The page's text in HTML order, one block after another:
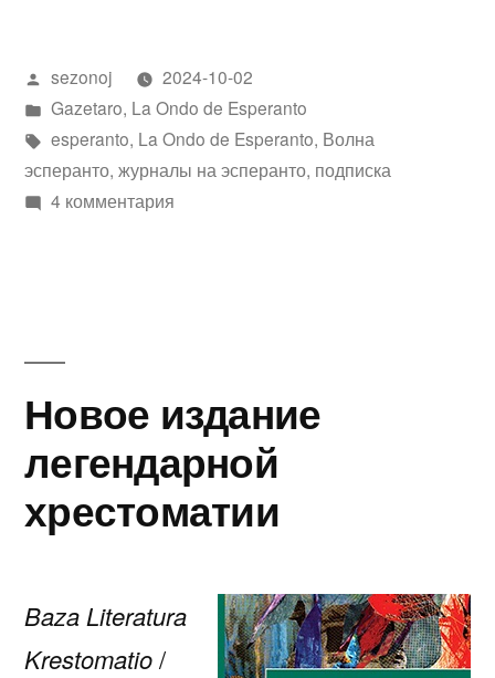
Написано
автором
sezonoj
2024-10-02
Написано
в
Gazetaro, La Ondo de Esperanto
Метки:
esperanto, La Ondo de Esperanto, Волна
эсперанто, журналы на эсперанто, подписка
4 комментарияк
й
Новое издание
легендарной
хрестоматии
Baza Literatura
Krestomatio/